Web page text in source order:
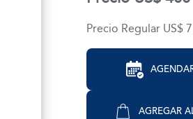
Precio Regular US$
AGREGAR